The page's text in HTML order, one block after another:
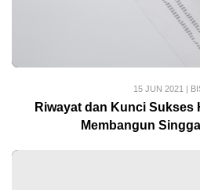
15 JUN 2021 |
Riwayat dan Kunci Sukses
Membangun